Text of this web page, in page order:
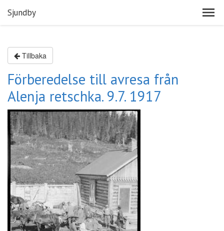
Sjundby
Tillbaka
Förberedelse till avresa från
Alenja retschka. 9.7. 1917